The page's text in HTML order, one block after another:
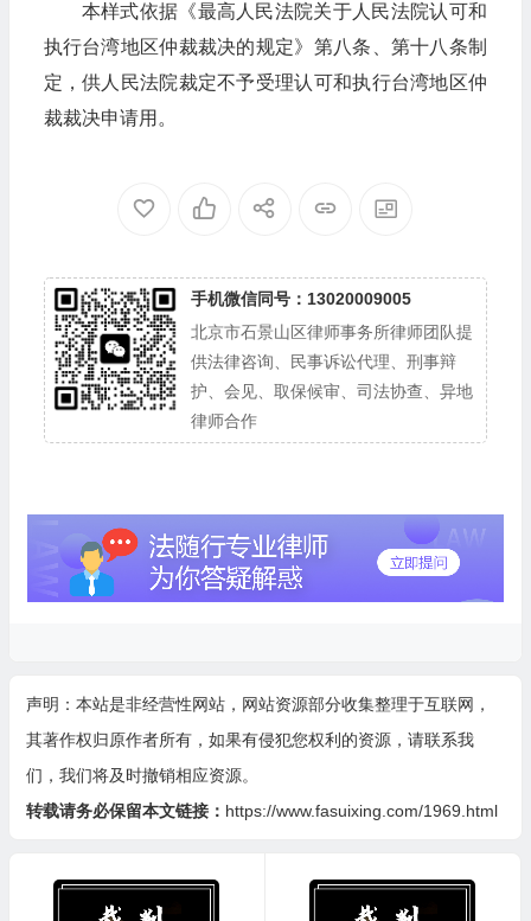
本样式依据《最高人民法院关于人民法院认可和
执行台湾地区仲裁裁决的规定》第八条、第十八条制
定，供人民法院裁定不予受理认可和执行台湾地区仲
裁裁决申请用。
手机微信同号：13020009005
北京市石景山区律师事务所律师团队提
供法律咨询、民事诉讼代理、刑事辩
护、会见、取保候审、司法协查、异地
律师合作
声明：本站是非经营性网站，网站资源部分收集整理于互联网，
其著作权归原作者所有，如果有侵犯您权利的资源，请联系我
们，我们将及时撤销相应资源。
转载请务必保留本文链接： https://www.fasuixing.com/1969.html